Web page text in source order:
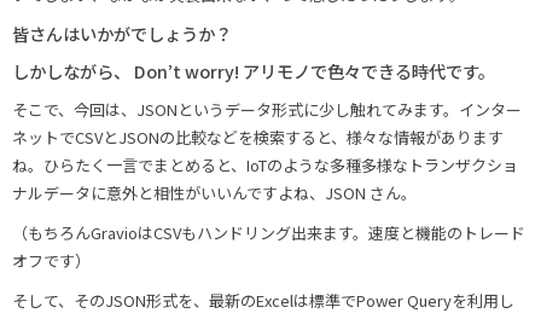
皆さんはいかがでしょうか？
しかしながら、 Don’t worry! アリモノで色々できる時代です。
そこで、今回は、JSONというデータ形式に少し触れてみます。インター
ネットでCSVとJSONの比較などを検索すると、様々な情報があります
ね。ひらたく一言でまとめると、IoTのような多種多様なトランザクショ
ナルデータに意外と相性がいいんですよね、JSON さん。
（もちろんGravioはCSVもハンドリング出来ます。速度と機能のトレード
オフです）
そして、そのJSON形式を、最新のExcelは標準でPower Queryを利用し